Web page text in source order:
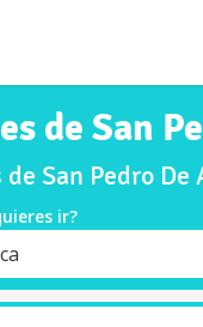
de San
de San Pedro
ir?